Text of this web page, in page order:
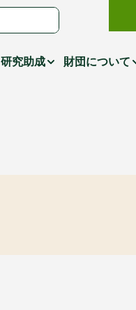
研究助成 財団について